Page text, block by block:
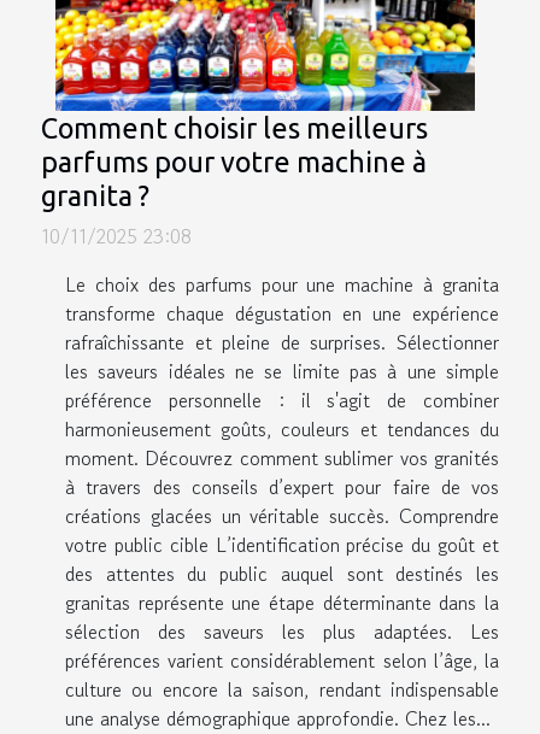
Comment choisir les meilleurs
parfums pour votre machine à
granita ?
10/11/2025 23:08
Le choix des parfums pour une machine à granita
transforme chaque dégustation en une expérience
rafraîchissante et pleine de surprises. Sélectionner
les saveurs idéales ne se limite pas à une simple
préférence personnelle : il s'agit de combiner
harmonieusement goûts, couleurs et tendances du
moment. Découvrez comment sublimer vos granités
à travers des conseils d’expert pour faire de vos
créations glacées un véritable succès. Comprendre
votre public cible L’identification précise du goût et
des attentes du public auquel sont destinés les
granitas représente une étape déterminante dans la
sélection des saveurs les plus adaptées. Les
préférences varient considérablement selon l’âge, la
culture ou encore la saison, rendant indispensable
une analyse démographique approfondie. Chez les...